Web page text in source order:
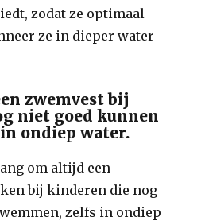
zodat ze optimaal
ze in dieper water
zwemvest bij
niet goed kunnen
ondiep water.
om altijd een
bij kinderen die nog
zelfs in ondiep